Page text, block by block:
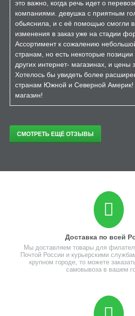
это важно, когда речь идет о
компаниями. девушка с приятным
обьяснила, и с её помощью смогли
изменения в заказ уже на стадии
Ассортимент к сожалению
странам, но есть некоторые
других интернет- магазинах, и цены
Хотелось бы увидеть более
странам Южной и Северной
магазин!
СМОТРЕТЬ ЕЩЁ ОТЗЫВЫ
Доставка по всей
Мы доставляем товары для
Почтой России и курьерскими
крупном городе, то можете
самовывоза в вашем